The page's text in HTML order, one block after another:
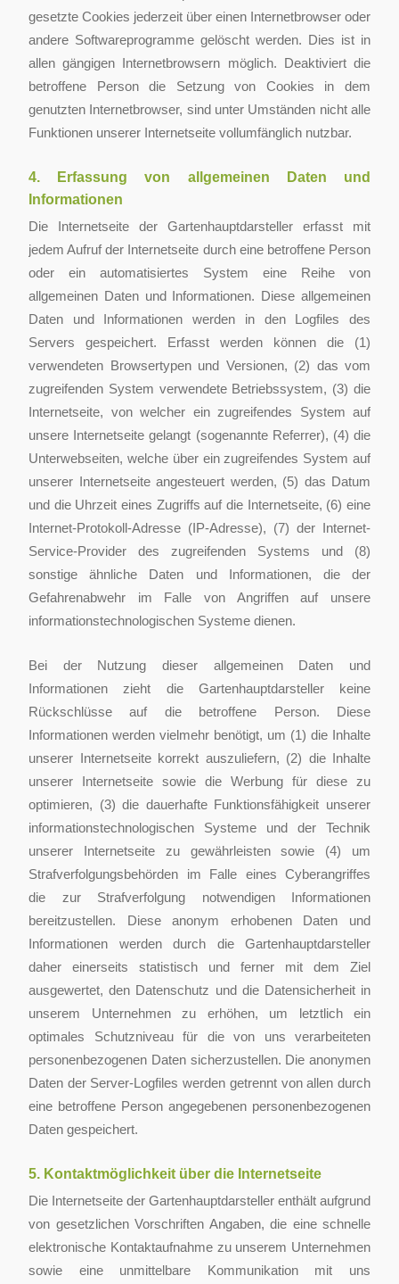
gesetzte Cookies jederzeit über einen Internetbrowser oder
andere Softwareprogramme gelöscht werden. Dies ist in
allen gängigen Internetbrowsern möglich. Deaktiviert die
betroffene Person die Setzung von Cookies in dem
genutzten Internetbrowser, sind unter Umständen nicht alle
Funktionen unserer Internetseite vollumfänglich nutzbar.
4. Erfassung von allgemeinen Daten und
Informationen
Die Internetseite der Gartenhauptdarsteller erfasst mit
jedem Aufruf der Internetseite durch eine betroffene Person
oder ein automatisiertes System eine Reihe von
allgemeinen Daten und Informationen. Diese allgemeinen
Daten und Informationen werden in den Logfiles des
Servers gespeichert. Erfasst werden können die (1)
verwendeten Browsertypen und Versionen, (2) das vom
zugreifenden System verwendete Betriebssystem, (3) die
Internetseite, von welcher ein zugreifendes System auf
unsere Internetseite gelangt (sogenannte Referrer), (4) die
Unterwebseiten, welche über ein zugreifendes System auf
unserer Internetseite angesteuert werden, (5) das Datum
und die Uhrzeit eines Zugriffs auf die Internetseite, (6) eine
Internet-Protokoll-Adresse (IP-Adresse), (7) der Internet-
Service-Provider des zugreifenden Systems und (8)
sonstige ähnliche Daten und Informationen, die der
Gefahrenabwehr im Falle von Angriffen auf unsere
informationstechnologischen Systeme dienen.
Bei der Nutzung dieser allgemeinen Daten und
Informationen zieht die Gartenhauptdarsteller keine
Rückschlüsse auf die betroffene Person. Diese
Informationen werden vielmehr benötigt, um (1) die Inhalte
unserer Internetseite korrekt auszuliefern, (2) die Inhalte
unserer Internetseite sowie die Werbung für diese zu
optimieren, (3) die dauerhafte Funktionsfähigkeit unserer
informationstechnologischen Systeme und der Technik
unserer Internetseite zu gewährleisten sowie (4) um
Strafverfolgungsbehörden im Falle eines Cyberangriffes
die zur Strafverfolgung notwendigen Informationen
bereitzustellen. Diese anonym erhobenen Daten und
Informationen werden durch die Gartenhauptdarsteller
daher einerseits statistisch und ferner mit dem Ziel
ausgewertet, den Datenschutz und die Datensicherheit in
unserem Unternehmen zu erhöhen, um letztlich ein
optimales Schutzniveau für die von uns verarbeiteten
personenbezogenen Daten sicherzustellen. Die anonymen
Daten der Server-Logfiles werden getrennt von allen durch
eine betroffene Person angegebenen personenbezogenen
Daten gespeichert.
5. Kontaktmöglichkeit über die Internetseite
Die Internetseite der Gartenhauptdarsteller enthält aufgrund
von gesetzlichen Vorschriften Angaben, die eine schnelle
elektronische Kontaktaufnahme zu unserem Unternehmen
sowie eine unmittelbare Kommunikation mit uns